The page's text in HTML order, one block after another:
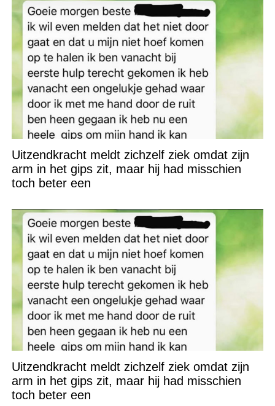
Uitzendkracht meldt zichzelf ziek omdat zijn
arm in het gips zit, maar hij had misschien
toch beter een
Uitzendkracht meldt zichzelf ziek omdat zijn
arm in het gips zit, maar hij had misschien
toch beter een